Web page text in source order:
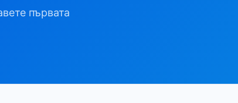
първата